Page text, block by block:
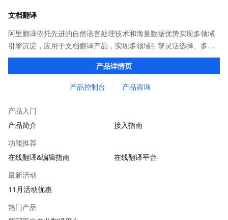
文档翻译
阿里翻译依托先进的自然语言处理技术和海量数据优势实现多领域
引擎沉淀，应用于文档翻译产品，实现多领域引擎灵活选择、多类
型文档格式覆盖，译后文档保持原格式排版。并提供在线编辑平
台，可以对译后内容进行在线编辑。
产品详情页
产品控制台 产品咨询
产品入门
产品简介
接入指南
功能推荐
在线翻译&编辑指南
在线翻译平台
最新活动
11月活动优惠
热门产品